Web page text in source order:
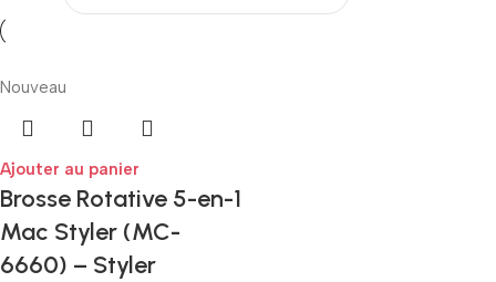
Nouveau
Ajouter au panier
Brosse Rotative 5-en-1
Mac Styler (MC-
6660) – Styler